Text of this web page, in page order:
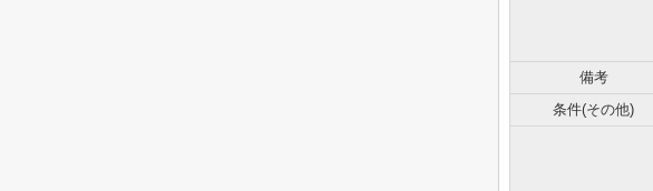
備考
条件(その他)